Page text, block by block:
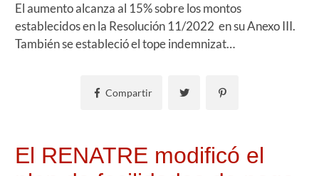
El aumento alcanza al 15% sobre los montos
establecidos en la Resolución 11/2022 en su Anexo III.
También se estableció el tope indemnizat…
Compartir
El RENATRE modificó el